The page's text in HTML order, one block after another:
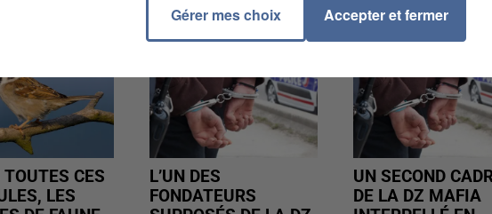
CES
LES
L’UN DES
FONDATEURS
UN SECOND
DE LA DZ MAFIA
Gérer mes choix Accepter et fermer